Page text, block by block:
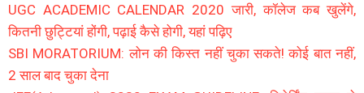
UGC ACADEMIC CALENDAR 2020 जारी, कॉलेज कब खुलेंगे,
कितनी छुट्टियां होंगी, पढ़ाई कैसे होगी, यहां पढ़िए
SBI MORATORIUM: लोन की किस्त नहीं चुका सकते! कोई बात नहीं,
2 साल बाद चुका देना